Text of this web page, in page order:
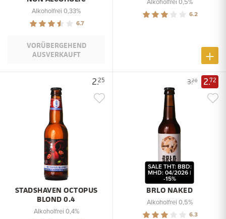
Alkoholfrei 0,33%
6.7
VORÜBERGEHEND
AUSVERKAUFT
6.2
2.25
STADSHAVEN OCTOPUS
BLOND 0.4
Alkoholfrei 0,4%
3.20 2.72
BRLO NAKED
SALE THT: BBD:
MHD: 04/2026 |
-15%
Alkoholfrei 0,5%
6.3